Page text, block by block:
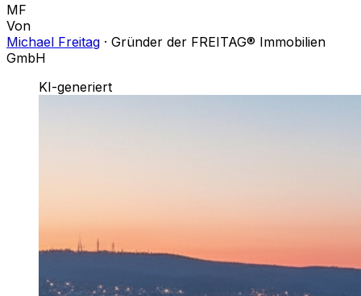
MF
Von
Michael Freitag · Gründer der FREITAG® Immobilien
GmbH
KI-generiert